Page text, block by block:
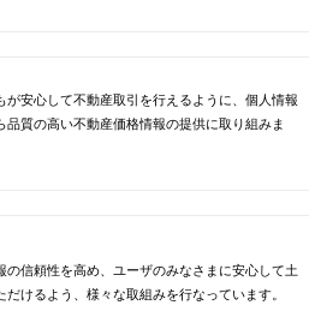
が安心して不動産取引を行えるように、個人情報
品質の高い不動産価格情報の提供に取り組みま
の信頼性を高め、ユーザのみなさまに安心して土
けるよう、様々な取組みを行なっています。